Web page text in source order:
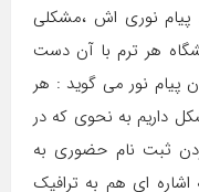
پیام نوری اش ،مشکلی
هر ترم با آن دست
پیام نور می گوید : هر
داریم به نحوی که در
ثبت نام حضوری به
اشاره ای هم به ترافیک